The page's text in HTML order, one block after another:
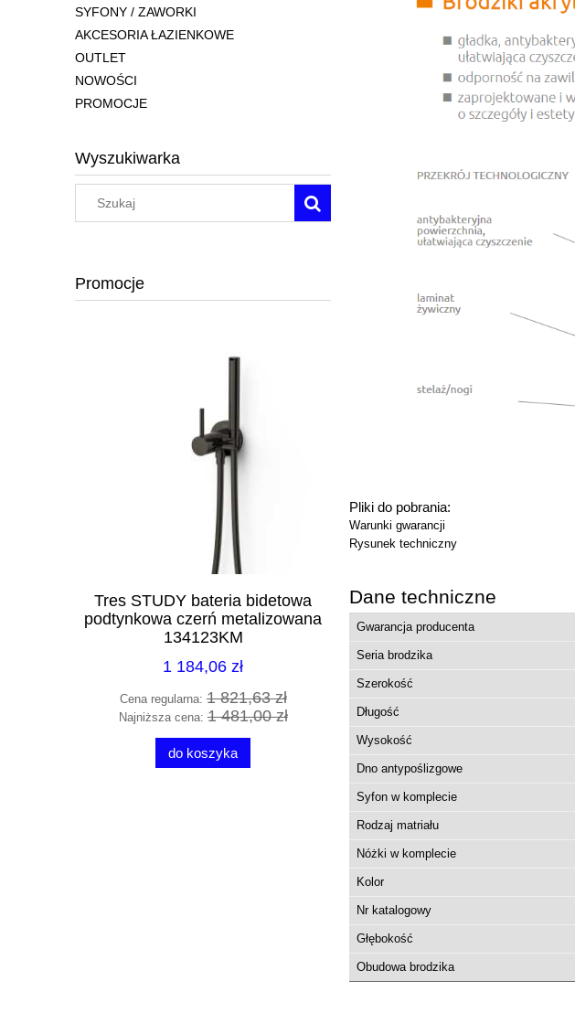
SYFONY / ZAWORKI
AKCESORIA ŁAZIENKOWE
OUTLET
NOWOŚCI
PROMOCJE
Wyszukiwarka
Promocje
Tres STUDY bateria bidetowa
podtynkowa czerń metalizowana
134123KM
1 184,06 zł
Cena regularna: 1 821,63 zł
Najniższa cena: 1 481,00 zł
do koszyka
Radaway IDEA DWJ 140 drzwi
prawe czarny mat 387018-54-01R
Najniższa cena:
Pliki do pobrania:
Warunki gwarancji
Rysunek techniczny
Dane techniczne
Gwarancja producenta
Seria brodzika
Szerokość
Długość
Wysokość
Dno antypoślizgowe
Syfon w komplecie
Rodzaj matriału
Nóżki w komplecie
Kolor
Nr katalogowy
Głębokość
Obudowa brodzika